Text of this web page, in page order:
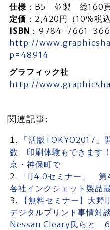
仕様 ：B5 並製 総160
定価 ：2,420円（10%税込
ISBN ：9784-7661-
http://
p=48914
グラフィック社
http://
関連記事:
「活版TOKYO2017
数 印刷体験もできま
京・神保町で
「IJ4.0セミナー」 第
各社インクジェット製
【無料セミナー】大
デジタルプリント事情
Nessan Cleary氏らと 6